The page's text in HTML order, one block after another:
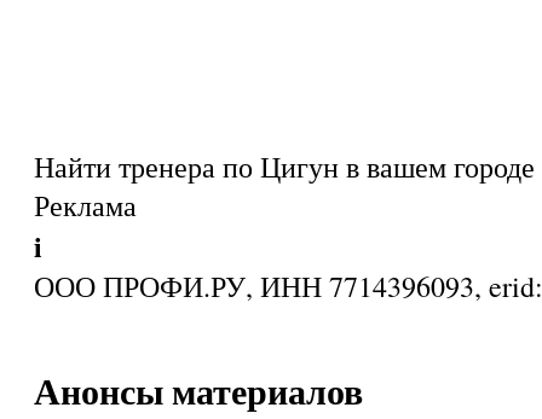
Найти тренера по Цигун в вашем городе
Реклама
i
ООО ПРОФИ.РУ, ИНН 7714396093,
Анонсы материалов